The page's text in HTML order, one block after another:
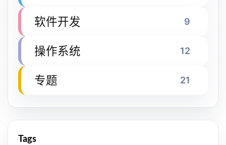
软件开发 9
操作系统 12
专题 21
Tags